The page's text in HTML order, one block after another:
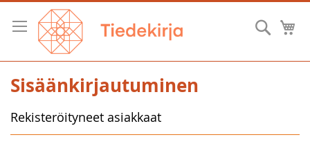
Skip
Content
Hae
Sisäänkirjautuminen
Rekisteröityneet asiakkaat